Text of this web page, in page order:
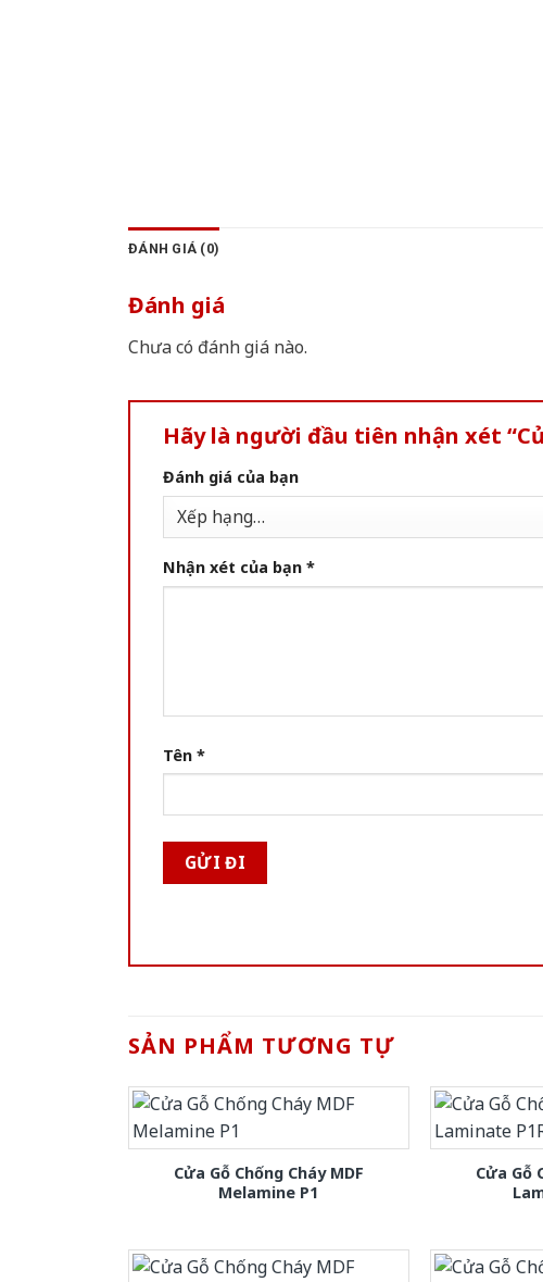
ĐÁNH GIÁ (0)
Đánh giá
Chưa có đánh giá nào.
Hãy là người đầu tiên nhận xét
Đánh giá của bạn
Nhận xét của bạn *
Tên *
SẢN PHẨM TƯƠNG TỰ
Cửa Gỗ Chống Cháy MDF
Melamine P1
Cửa Gỗ